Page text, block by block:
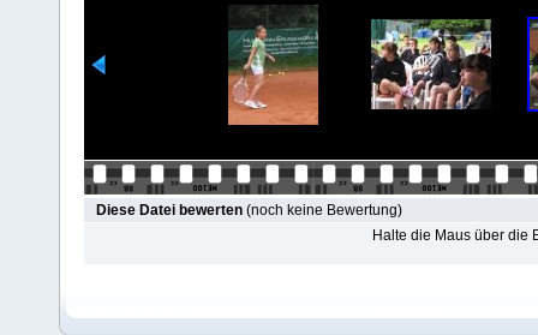
Diese Datei bewerten (noch keine Bewertung)
Halte die Maus über die